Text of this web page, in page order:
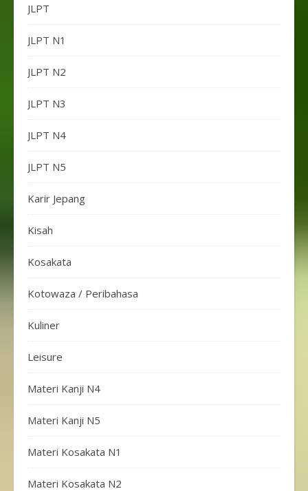
JLPT
JLPT N1
JLPT N2
JLPT N3
JLPT N4
JLPT N5
Karir Jepang
Kisah
Kosakata
Kotowaza / Peribahasa
Kuliner
Leisure
Materi Kanji N4
Materi Kanji N5
Materi Kosakata N1
Materi Kosakata N2